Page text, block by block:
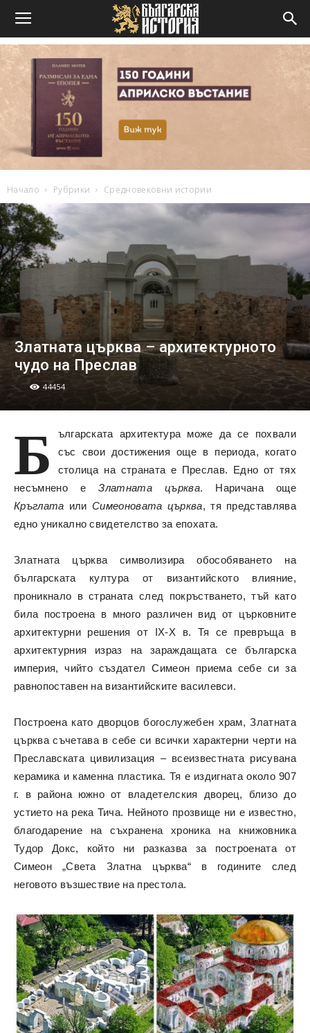
Начало Рубрики Средновековни истории
Златната църква – архитектурното
чудо на Преслав
44454
Б
ългарската архитектура може да се похвали
със свои достижения още в периода, когато
столица на страната е Преслав. Едно от тях
несъмнено еЗлатната църква. Наричана още
Кръглата илиСимеоновата църква, тя представлява
едно уникално свидетелство за епохата.
Златната църква символизира обособяването на
българската култура от византийското влияние,
проникнало в страната след покръстването, тъй като
била построена в много различен вид от църковните
архитектурни решения от IX-X в. Тя се превръща в
архитектурния израз на зараждащата се българска
империя, чийто създател Симеон приема себе си за
равнопоставен на византийските василевси.
Построена като дворцов богослужебен храм, Златната
църква съчетава в себе си всички характерни черти на
Преславската цивилизация – всеизвестната рисувана
керамика и каменна пластика. Тя е издигната около 907
г. в района южно от владетелския дворец, близо до
устието на река Тича. Нейното прозвище ни е известно,
благодарение на съхранена хроника на книжовника
Тудор Докс, който ни разказва за построената от
Симеон „Света Златна църква“ в годините след
неговото възшествие на престола.